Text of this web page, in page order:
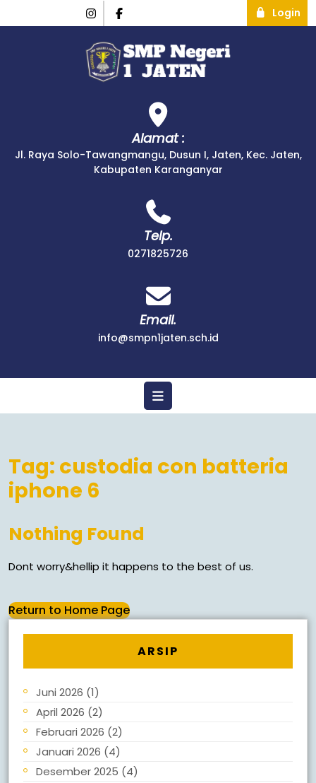
Login
Alamat :
Jl. Raya Solo-Tawangmangu, Dusun I, Jaten, Kec. Jaten,
Kabupaten Karanganyar
Telp.
0271825726
Email.
info@smpn1jaten.sch.id
Tag: custodia con batteria
iphone 6
Nothing Found
Dont worry&hellip it happens to the best of us.
Return to Home Page
ARSIP
Juni 2026 (1)
April 2026 (2)
Februari 2026 (2)
Januari 2026 (4)
Desember 2025 (4)